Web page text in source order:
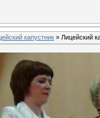
капустник » Лицейский